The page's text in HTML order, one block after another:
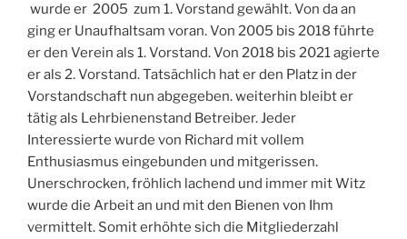
wurde er 2005 zum 1. Vorstand gewählt. Von da an
ging er Unaufhaltsam voran. Von 2005 bis 2018 führte
er den Verein als 1. Vorstand. Von 2018 bis 2021 agierte
er als 2. Vorstand. Tatsächlich hat er den Platz in der
Vorstandschaft nun abgegeben. weiterhin bleibt er
tätig als Lehrbienenstand Betreiber. Jeder
Interessierte wurde von Richard mit vollem
Enthusiasmus eingebunden und mitgerissen.
Unerschrocken, fröhlich lachend und immer mit Witz
wurde die Arbeit an und mit den Bienen von Ihm
vermittelt. Somit erhöhte sich die Mitgliederzahl